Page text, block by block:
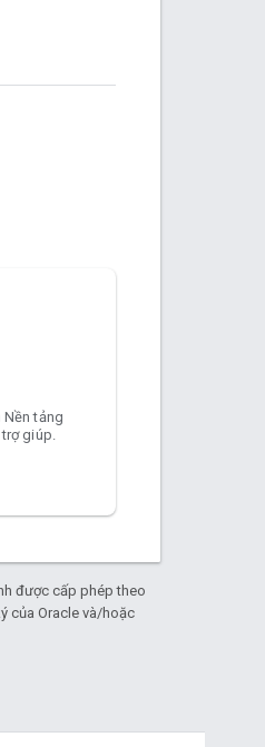
Nền tảng
giúp.
được cấp phép theo
của Oracle và/hoặc